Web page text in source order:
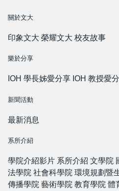
關於文大
印象文大 榮耀文大 校友故事
樂於分享
IOH 學長姊愛分享 IOH 教授愛
新聞活動
最新消息
系所介紹
學院介紹影片 系所介紹 文學院
法學院 社會科學院 環境規劃暨
傳播學院 藝術學院 教育學院 體